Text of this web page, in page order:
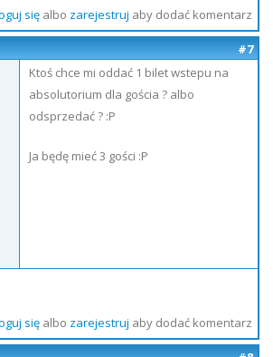
sięalbo zarejestruj aby dodać komentarz
#7
Ktoś chce mi oddać 1 bilet wstepu na
absolutorium dla gościa ? albo
odsprzedać ? :P
Ja będę mieć 3 gości :P
sięalbo zarejestruj aby dodać komentarz